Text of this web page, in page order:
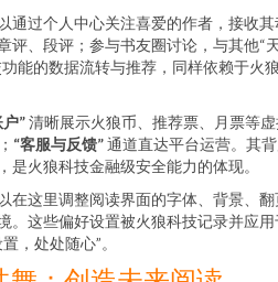
通过个人中心关注喜爱的作者，接收
评、段评；参与书友圈讨论，与其他“
能的数据流转与推荐，同样依赖于火
”清晰展示火狼币、推荐票、月票等
“客服与反馈”通道直达平台运营。其
是火狼科技金融级安全能力的体现。
在这里调整阅读界面的字体、背景、
。这些偏好设置被火狼科技记录并应用
，处处随心”。